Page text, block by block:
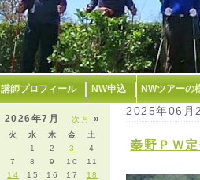
講師プロフィール NW申込 NWツアーの
次月 »
2026年7月
火 水 木 金
土
1
2 3
4
7 8 9 10
11
14 15 16 17
18
2025年06月
秦野ＰＷ